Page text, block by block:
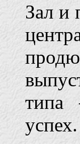
Зал и
типа